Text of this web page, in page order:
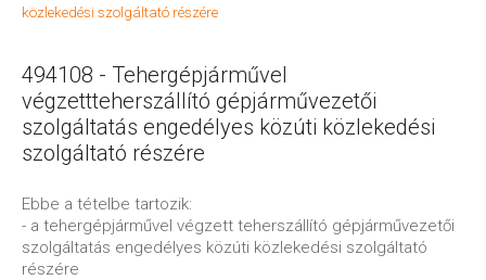
ÁTALAKULÁS
TEÁOR SZÁMOK '08
ENGEDÉLYKÖTELES
KAPCSOLAT
IRODÁK
közlekedési szolgáltató részére
494108 - Tehergépjárművel
végzettteherszállító gépjárművezetői
szolgáltatás engedélyes közúti közlekedési
szolgáltató részére
Ebbe a tételbe tartozik:
- a tehergépjárművel végzett teherszállító gépjárművezetői
szolgáltatás engedélyes közúti közlekedési szolgáltató
részére